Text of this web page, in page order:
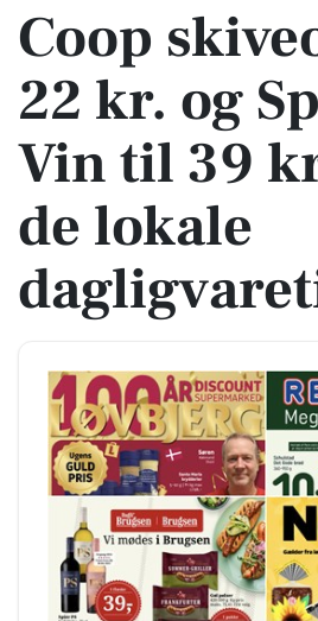
Coop
22 kr. og
Vin til 39
de lokale